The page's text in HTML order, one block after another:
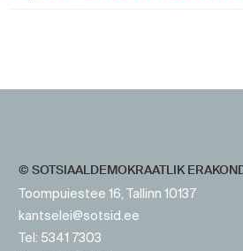
© SOTSIAALDEMOKRAATLIK
Toompuiestee 16, Tallinn 10137
kantselei@sotsid.ee
Tel: 5341 7303